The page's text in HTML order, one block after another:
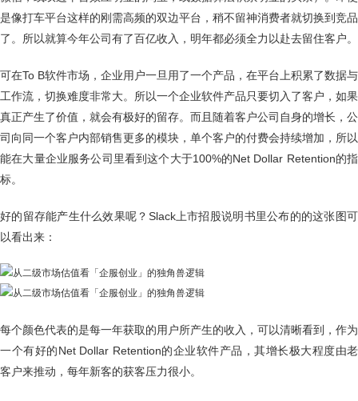
是像打车平台这样的刚需高频的双边平台，稍不留神消费者就切换到竞品
了。所以就算今年公司有了百亿收入，明年都必须全力以赴去留住客户。
可在To B软件市场，企业用户一旦用了一个产品，在平台上积累了数据与
工作流，切换难度非常大。所以一个企业软件产品只要切入了客户，如果
真正产生了价值，就会有极好的留存。而且随着客户公司自身的增长，公
司向同一个客户内部销售更多的模块，单个客户的付费会持续增加，所以
能在大量企业服务公司里看到这个大于100%的Net Dollar Retention的指
标。
好的留存能产生什么效果呢？Slack上市招股说明书里公布的的这张图可
以看出来：
每个颜色代表的是每一年获取的用户所产生的收入，可以清晰看到，作为
一个有好的Net Dollar Retention的企业软件产品，其增长极大程度由老
客户来推动，每年新客的获客压力很小。